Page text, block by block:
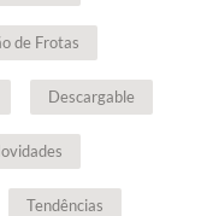
de Frotas
Descargable
Tendências